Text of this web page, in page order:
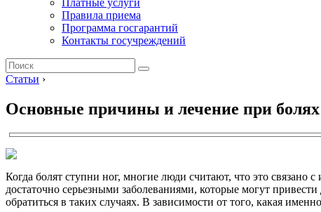
Платные услуги
Правила приема
Программа госгарантий
Контакты госучреждений
Статьи ›
Основные причины и лечение при болях
Когда болят ступни ног, многие люди считают, что это
достаточно серьезными заболеваниями, которые могут
обратиться в таких случаях. В зависимости от того, какая